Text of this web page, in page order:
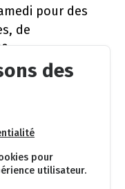
pour des
de
!
des
pour
utilisateur.